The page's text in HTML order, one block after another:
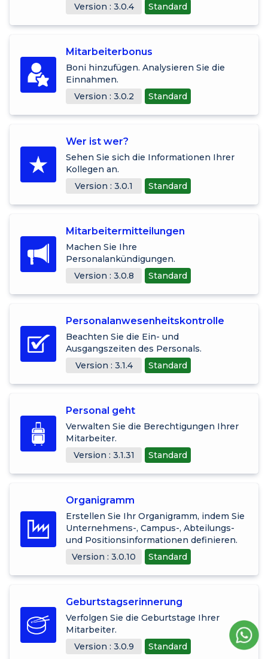
Version : 3.0.4
Standard
Mitarbeiterbonus
Boni hinzufügen. Analysieren Sie die
Einnahmen.
Version : 3.0.2
Standard
Wer ist wer?
Sehen Sie sich die Informationen Ihrer
Kollegen an.
Version : 3.0.1
Standard
Mitarbeitermitteilungen
Machen Sie Ihre
Personalankündigungen.
Version : 3.0.8
Standard
Personalanwesenheitskontrolle
Beachten Sie die Ein- und
Ausgangszeiten des Personals.
Version : 3.1.4
Standard
Personal geht
Verwalten Sie die Berechtigungen Ihrer
Mitarbeiter.
Version : 3.1.31
Standard
Organigramm
Erstellen Sie Ihr Organigramm, indem Sie
Unternehmens-, Campus-, Abteilungs-
und Positionsinformationen definieren.
Version : 3.0.10
Standard
Geburtstagserinnerung
Verfolgen Sie die Geburtstage Ihrer
Mitarbeiter.
Version : 3.0.9
Standard